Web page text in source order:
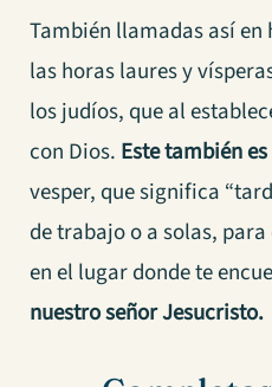
También llamadas así
las horas laures y
los judíos, que al
con Dios. Este también
vesper, que significa
de trabajo o a solas,
en el lugar donde te
nuestro señor Jesucristo.